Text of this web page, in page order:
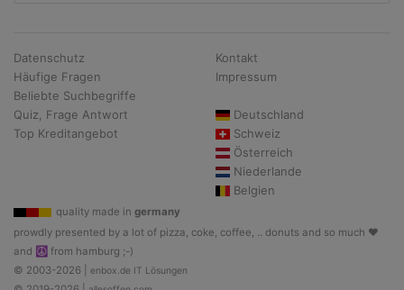
Datenschutz
Häufige Fragen
Beliebte Suchbegriffe
Quiz, Frage Antwort
Top Kreditangebot
Kontakt
Impressum
Deutschland
Schweiz
Österreich
Niederlande
Belgien
quality made in germany
prowdly presented by a lot of pizza, coke, coffee, .. donuts and so much ♥
and ☮ from hamburg ;-)
© 2003-2026 | enbox.de IT Lösungen